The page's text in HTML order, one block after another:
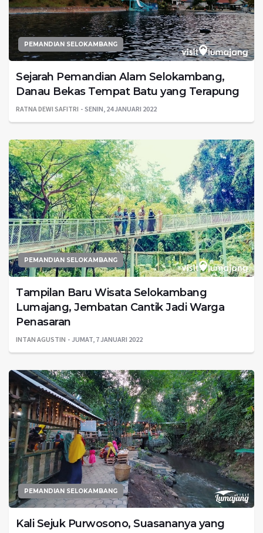
PEMANDIAN SELOKAMBANG
Sejarah Pemandian Alam Selokambang,
Danau Bekas Tempat Batu yang Terapung
RATNA DEWI SAFITRI SENIN, 24 JANUARI 2022
PEMANDIAN SELOKAMBANG
Tampilan Baru Wisata Selokambang
Lumajang, Jembatan Cantik Jadi Warga
Penasaran
INTAN AGUSTIN JUMAT, 7 JANUARI 2022
PEMANDIAN SELOKAMBANG
Kali Sejuk Purwosono, Suasananya yang